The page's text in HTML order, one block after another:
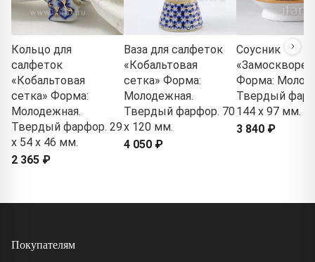
Кольцо для
салфеток
«Кобальтовая
сетка» Форма:
Молодежная.
Твердый фарфор. 29
x 54 x 46 мм.
2 365 ₽
Ваза для салфеток
«Кобальтовая
сетка» Форма:
Молодежная.
Твердый фарфор. 70
x 120 мм.
4 050 ₽
Соусник
Форма:
Твердый
144 x 97 мм.
3 840 ₽
Покупателям